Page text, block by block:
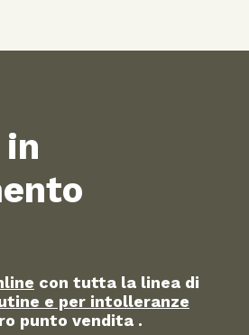
in
con tutta la linea di
e per intolleranze
punto vendita .